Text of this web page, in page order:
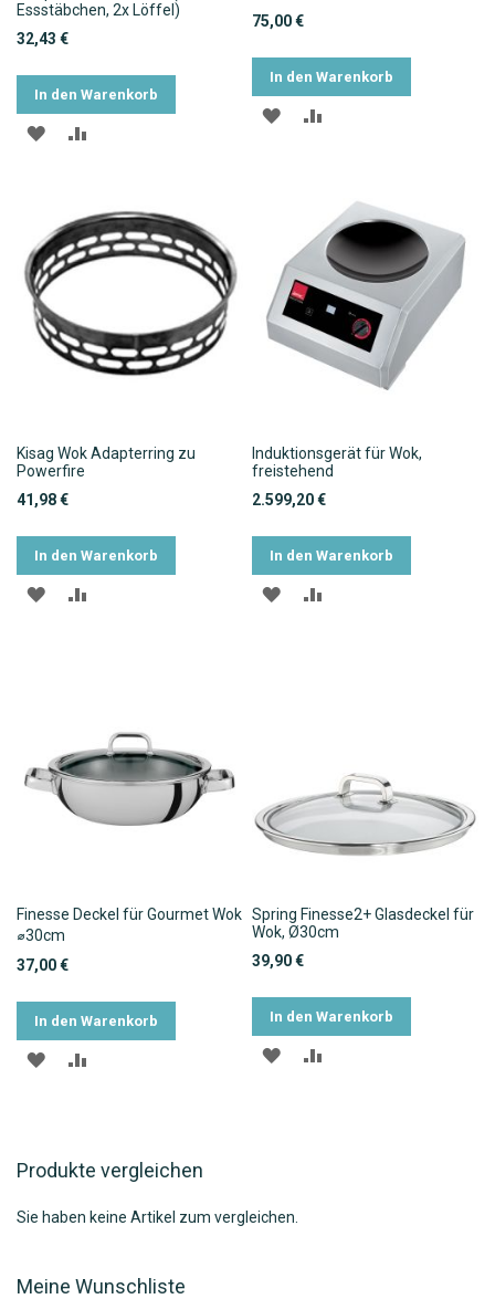
Essstäbchen, 2x Löffel)
32,43 €
In den Warenkorb
ZUR
HINZUFÜGEN
HINZUFÜGEN
75,00 €
In den Warenkorb
ZUR
Kisag Wok Adapterring zu
Powerfire
41,98 €
In den Warenkorb
ZUR
Induktionsgerät für Wok,
freistehend
2.599,20 €
In den Warenkorb
ZUR
Finesse Deckel für Gourmet Wok
⌀30cm
37,00 €
In den Warenkorb
ZUR
Spring Finesse2+ Glasdeckel für
Wok, Ø30cm
39,90 €
In den Warenkorb
ZUR
Produkte vergleichen
Sie haben keine Artikel zum vergleichen.
Meine Wunschliste